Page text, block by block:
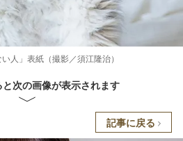
人」表紙（撮影／須江隆治）
次の画像が表示されます
記事に戻る